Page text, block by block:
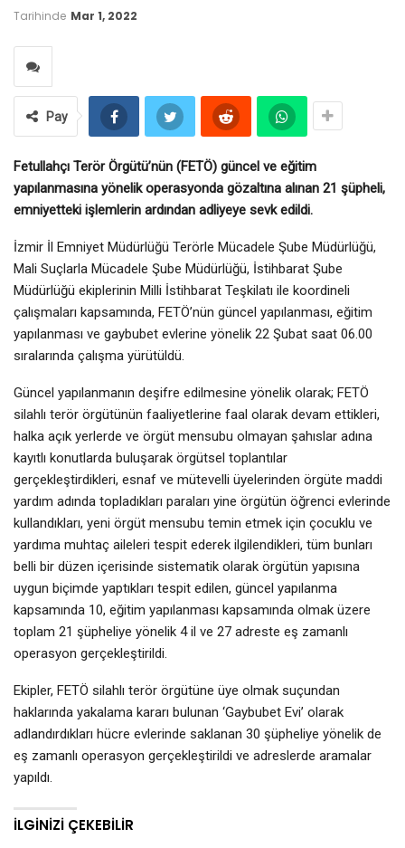
Tarihinde Mar 1, 2022
Pay
Fetullahçı Terör Örgütü’nün (FETÖ) güncel ve eğitim
yapılanmasına yönelik operasyonda gözaltına alınan 21 şüpheli,
emniyetteki işlemlerin ardından adliyeye sevk edildi.
İzmir İl Emniyet Müdürlüğü Terörle Mücadele Şube Müdürlüğü,
Mali Suçlarla Mücadele Şube Müdürlüğü, İstihbarat Şube
Müdürlüğü ekiplerinin Milli İstihbarat Teşkilatı ile koordineli
çalışmaları kapsamında, FETÖ’nün güncel yapılanması, eğitim
yapılanması ve gaybubet evlerine yönelik 22 Şubat saat 06.00
sıralarında çalışma yürütüldü.
Güncel yapılanmanın deşifre edilmesine yönelik olarak; FETÖ
silahlı terör örgütünün faaliyetlerine faal olarak devam ettikleri,
halka açık yerlerde ve örgüt mensubu olmayan şahıslar adına
kayıtlı konutlarda buluşarak örgütsel toplantılar
gerçekleştirdikleri, esnaf ve mütevelli üyelerinden örgüte maddi
yardım adında topladıkları paraları yine örgütün öğrenci evlerinde
kullandıkları, yeni örgüt mensubu temin etmek için çocuklu ve
yardıma muhtaç aileleri tespit ederek ilgilendikleri, tüm bunları
belli bir düzen içerisinde sistematik olarak örgütün yapısına
uygun biçimde yaptıkları tespit edilen, güncel yapılanma
kapsamında 10, eğitim yapılanması kapsamında olmak üzere
toplam 21 şüpheliye yönelik 4 il ve 27 adreste eş zamanlı
operasyon gerçekleştirildi.
Ekipler, FETÖ silahlı terör örgütüne üye olmak suçundan
haklarında yakalama kararı bulunan ‘Gaybubet Evi’ olarak
adlandırdıkları hücre evlerinde saklanan 30 şüpheliye yönelik de
eş zamanlı operasyon gerçekleştirildi ve adreslerde aramalar
yapıldı.
İLGINIZI ÇEKEBILIR